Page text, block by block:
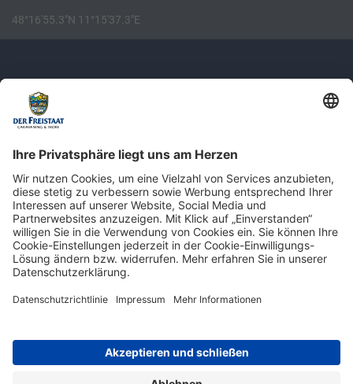
48°16'55.3"N 11°15'37.3"E
Newsletter: Jetzt auf
shop.derfreistaat.de anmelden und
einen 5€ Gutschein für unseren Online-
Shop erhalten!*
Impressum Datenschutz Barrierefreiheit